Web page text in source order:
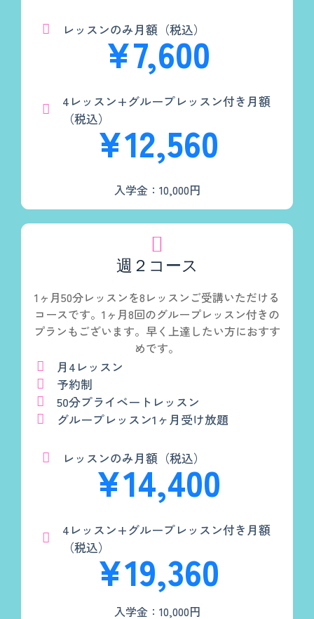
レッスンのみ月額（税込）
¥7,600
4レッスン+グループレッスン付き月額
（税込）¥12,560
入学金：10,000円
週２コース
1ヶ月50分レッスンを8レッスンご受講いただける
コースです。1ヶ月8回のグループレッスン付きの
プランもございます。早く上達したい方におすす
めです。
月4レッスン
予約制
50分プライベートレッスン
グループレッスン1ヶ月受け放題
レッスンのみ月額（税込）
¥14,400
4レッスン+グループレッスン付き月額
（税込）¥19,360
入学金：10,000円